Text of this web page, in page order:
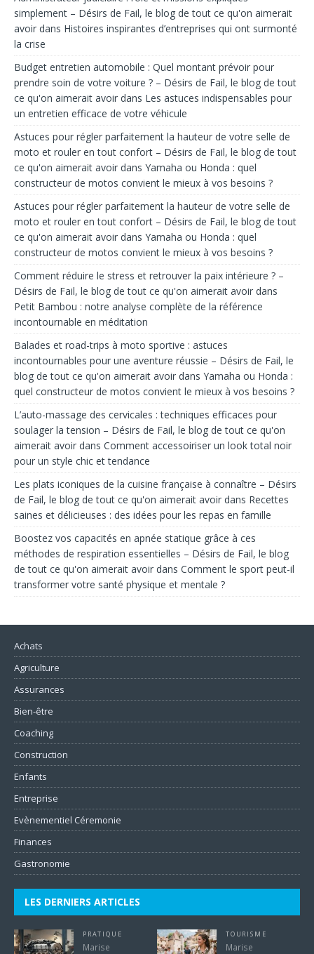
simplement – Désirs de Fail, le blog de tout ce qu'on aimerait
avoir dans Histoires inspirantes d’entreprises qui ont surmonté
la crise
Budget entretien automobile : Quel montant prévoir pour
prendre soin de votre voiture ? – Désirs de Fail, le blog de tout
ce qu'on aimerait avoir dans Les astuces indispensables pour
un entretien efficace de votre véhicule
Astuces pour régler parfaitement la hauteur de votre selle de
moto et rouler en tout confort – Désirs de Fail, le blog de tout
ce qu'on aimerait avoir dans Yamaha ou Honda : quel
constructeur de motos convient le mieux à vos besoins ?
Astuces pour régler parfaitement la hauteur de votre selle de
moto et rouler en tout confort – Désirs de Fail, le blog de tout
ce qu'on aimerait avoir dans Yamaha ou Honda : quel
constructeur de motos convient le mieux à vos besoins ?
Comment réduire le stress et retrouver la paix intérieure ? –
Désirs de Fail, le blog de tout ce qu'on aimerait avoir dans
Petit Bambou : notre analyse complète de la référence
incontournable en méditation
Balades et road-trips à moto sportive : astuces
incontournables pour une aventure réussie – Désirs de Fail, le
blog de tout ce qu'on aimerait avoir dans Yamaha ou Honda :
quel constructeur de motos convient le mieux à vos besoins ?
L’auto-massage des cervicales : techniques efficaces pour
soulager la tension – Désirs de Fail, le blog de tout ce qu'on
aimerait avoir dans Comment accessoiriser un look total noir
pour un style chic et tendance
Les plats iconiques de la cuisine française à connaître – Désirs
de Fail, le blog de tout ce qu'on aimerait avoir dans Recettes
saines et délicieuses : des idées pour les repas en famille
Boostez vos capacités en apnée statique grâce à ces
méthodes de respiration essentielles – Désirs de Fail, le blog
de tout ce qu'on aimerait avoir dans Comment le sport peut-il
transformer votre santé physique et mentale ?
Achats
Agriculture
Assurances
Bien-être
Coaching
Construction
Enfants
Entreprise
Evènementiel Céremonie
Finances
Gastronomie
LES DERNIERS ARTICLES
PRATIQUE
Marise
TOURISME
Marise